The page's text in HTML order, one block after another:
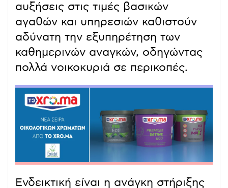
αυξήσεις στις τιμές βασικών
αγαθών και υπηρεσιών καθιστούν
αδύνατη την εξυπηρέτηση των
καθημερινών αναγκών, οδηγώντας
πολλά νοικοκυριά σε περικοπές.
Ενδεικτική είναι η ανάγκη στήριξης